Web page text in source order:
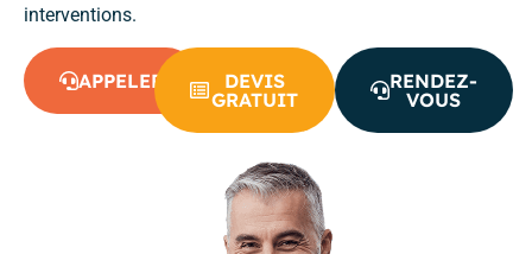
interventions.
APPELER
DEVIS
GRATUIT
RENDEZ-
VOUS